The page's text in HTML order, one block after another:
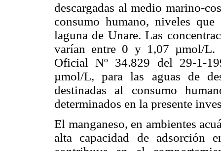
descargadas al medio marino-
consumo humano, niveles
laguna de Unare. Las
varían entre 0 y 1,07 µmol/L.
Oficial Nº 34.829 del 29-1-
µmol/L, para las aguas de
destinadas al consumo
determinados en la presente
El manganeso, en ambientes
alta capacidad de adsorción